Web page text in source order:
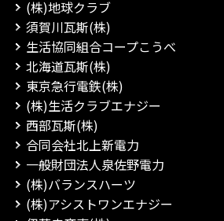
(株)地球クラブ
須賀川瓦斯(株)
生活協同組合コープこうべ
北海道瓦斯(株)
東京急行電鉄(株)
(株)生活クラブエナジー
西部瓦斯(株)
合同会社北上新電力
一般財団法人泉佐野電力
(株)バランスハーツ
(株)アシストワンエナジー